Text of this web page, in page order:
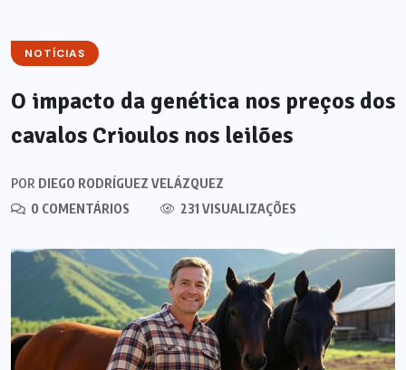
NOTÍCIAS
O impacto da genética nos preços dos
cavalos Crioulos nos leilões
POR DIEGO RODRÍGUEZ VELÁZQUEZ
0 COMENTÁRIOS
231 VISUALIZAÇÕES